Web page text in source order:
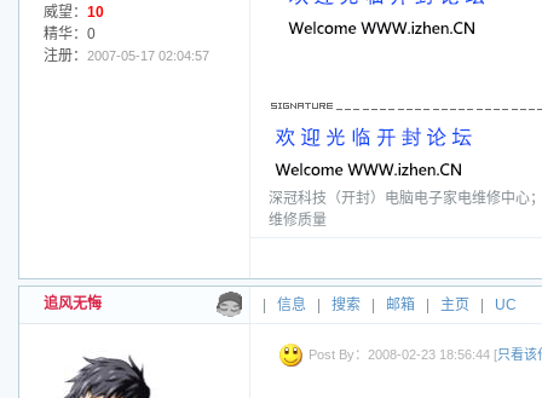
威望： 10
精华：0
注册： 2007-05-17 02:04:57
深冠科技（开封）电脑电子家电维修中心
维修质量
追风无悔 信息 搜索 邮箱 主页 UC
Post By：2008-02-23 18:56:44 [只看该